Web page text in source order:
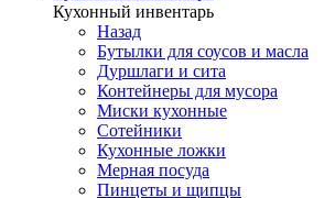
Кухонный инвентарь
Назад
Бутылки для соусов и масла
Дуршлаги и сита
Контейнеры для мусора
Миски кухонные
Сотейники
Кухонные ложки
Мерная посуда
Пинцеты и щипцы